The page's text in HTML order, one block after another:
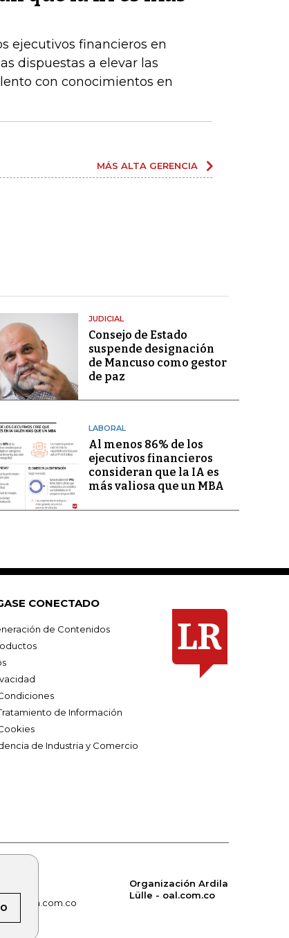
ejecutivos financieros en
dispuestas a elevar las
con conocimientos en
MÁS ALTA GERENCIA
JUDICIAL
Consejo de Estado
suspende designación
de Mancuso como gestor
de paz
LABORAL
Al menos 86% de los
ejecutivos financieros
consideran que la IA es
más valiosa que un MBA
CONECTADO
de Contenidos
de Información
de Industria y Comercio
alerta.com.co
Organización Ardila
Lülle - oal.com.co